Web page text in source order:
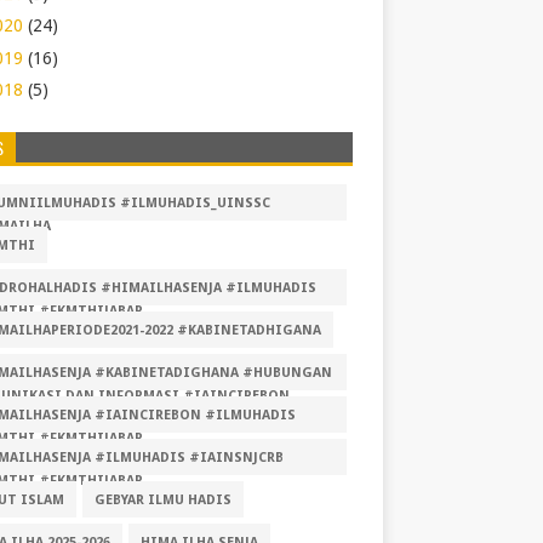
(24)
(16)
(5)
#ILMUHADIS_UINSSC
#HIMAILHASENJA #ILMUHADIS
#FKMTHIJABAR
2022 #KABINETADHIGANA
#KABINETADIGHANA #HUBUNGAN
DAN INFORMASI #IAINCIREBON
#FKMTHI #FKMTHIJABAR
#IAINCIREBON #ILMUHADIS
#FKMTHIJABAR
#ILMUHADIS #IAINSNJCRB
#FKMTHIJABAR
ISLAM
GEBYAR ILMU HADIS